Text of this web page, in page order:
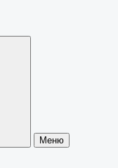
Меню